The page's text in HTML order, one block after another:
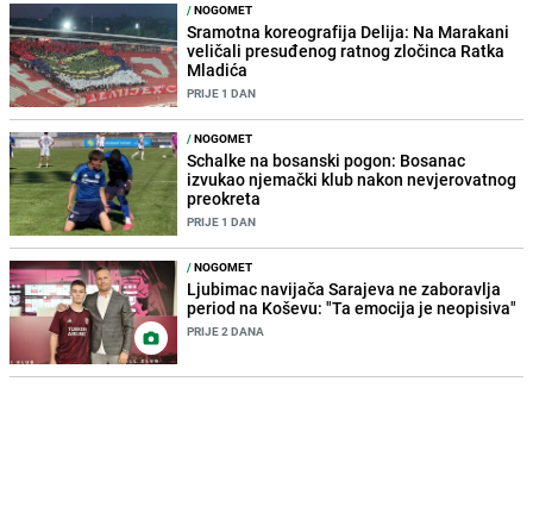
/NOGOMET
Sramotna koreografija Delija: Na Marakani
veličali presuđenog ratnog zločinca Ratka
Mladića
PRIJE 1 DAN
/NOGOMET
Schalke na bosanski pogon: Bosanac
izvukao njemački klub nakon nevjerovatnog
preokreta
PRIJE 1 DAN
/NOGOMET
Ljubimac navijača Sarajeva ne zaboravlja
period na Koševu: "Ta emocija je neopisiva"
PRIJE 2 DANA